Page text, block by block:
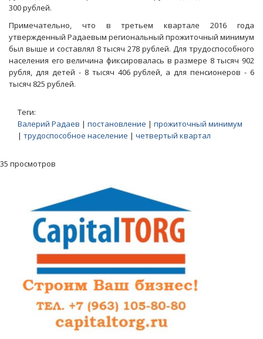
300 рублей.
Примечательно, что в третьем квартале 2016 года
утвержденный Радаевым региональный прожиточный минимум
был выше и составлял 8 тысяч 278 рублей. Для трудоспособного
населения его величина фиксировалась в размере 8 тысяч 902
рубля, для детей - 8 тысяч 406 рублей, а для пенсионеров - 6
тысяч 825 рублей.
Теги:
Валерий Радаев | постановление | прожиточный минимум
| трудоспособное население | четвертый квартал
35 просмотров